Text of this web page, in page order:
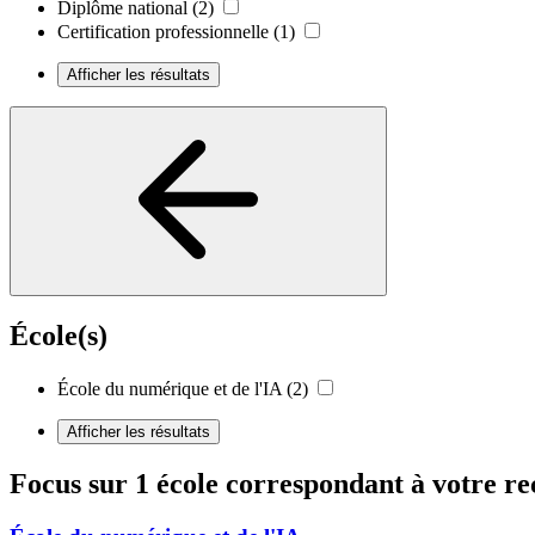
Diplôme national (2)
Certification professionnelle (1)
Afficher les résultats
École(s)
École du numérique et de l'IA (2)
Afficher les résultats
Focus sur 1 école correspondant à votre